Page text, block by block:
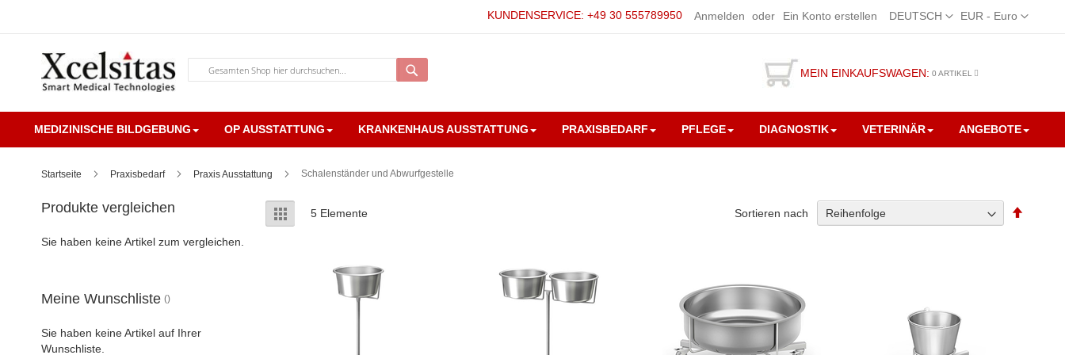
Währung
EUR - Euro
Sprache
DEUTSCH
KUNDENSERVICE: +49 30 555789950 Anmelden Ein Konto erstellen
MEIN EINKAUFSWAGEN: 0 ARTIKEL
MEDIZINISCHE BILDGEBUNG OP AUSSTATTUNG KRANKENHAUS AUSSTATTUNG PRAXISBEDARF PFLEGE DIAGNOSTIK VETERINÄR ANGEBOTE
Startseite Praxisbedarf Praxis Ausstattung Schalenständer und Abwurfgestelle
Anzeigen
als
Liste 5 Elemente Sortieren nach
Produkte vergleichen
Sie haben keine Artikel zum vergleichen.
Meine Wunschliste
Sie haben keine Artikel auf Ihrer
Wunschliste.